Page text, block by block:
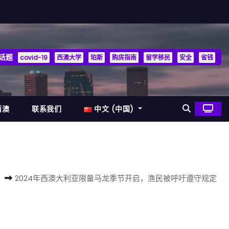
题 covid-19 西澳大学 珀斯 购房指南 留学移民 安全 省钱
澳 联系我们 中文 (中国)
2024年西澳大利亚限量马龙季节开启，渔民被呼吁遵守规定